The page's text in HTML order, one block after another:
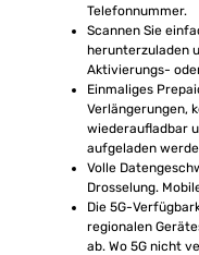
Telefonnummer.
Scannen Sie
herunterzuladen
Aktivierungs-
Einmaliges
Verlängerungen,
wiederaufladbar
aufgeladen
Volle
Drosselung.
Die 5G-
regionalen
ab. Wo 5G nicht